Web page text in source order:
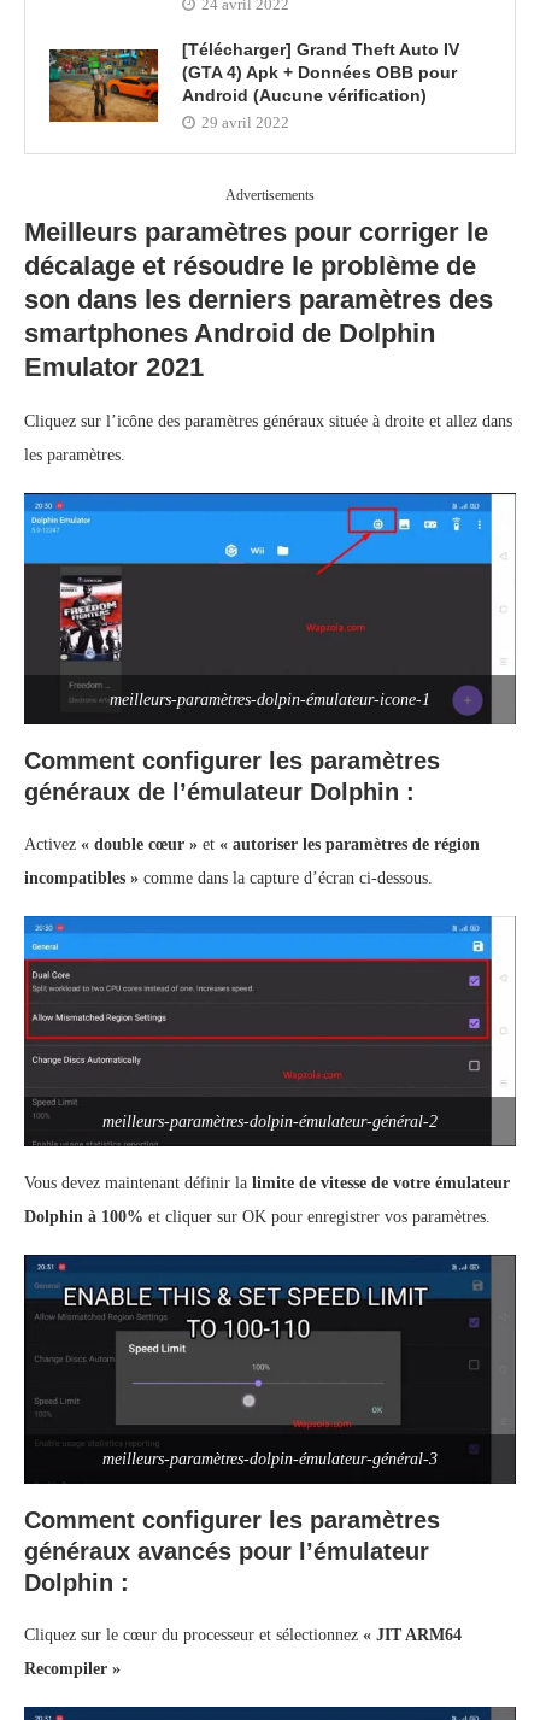
24 avril 2022
[Télécharger] Grand Theft Auto IV
(GTA 4) Apk + Données OBB pour
Android (Aucune vérification)
29 avril 2022
Advertisements
Meilleurs paramètres pour corriger le
décalage et résoudre le problème de
son dans les derniers paramètres des
smartphones Android de Dolphin
Emulator 2021
Cliquez sur l’icône des paramètres généraux située à droite et allez dans
les paramètres.
meilleurs-paramètres-dolpin-émulateur-icone-1
Comment configurer les paramètres
généraux de l’émulateur Dolphin :
Activez « double cœur » et « autoriser les paramètres de région
incompatibles » comme dans la capture d’écran ci-dessous.
meilleurs-paramètres-dolpin-émulateur-général-2
Vous devez maintenant définir la limite de vitesse de votre émulateur
Dolphin à 100% et cliquer sur OK pour enregistrer vos paramètres.
meilleurs-paramètres-dolpin-émulateur-général-3
Comment configurer les paramètres
généraux avancés pour l’émulateur
Dolphin :
Cliquez sur le cœur du processeur et sélectionnez « JIT ARM64
Recompiler »